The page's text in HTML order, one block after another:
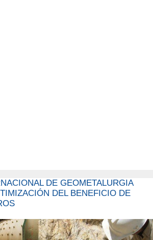
DE GEOMETALURGIA
DEL BENEFICIO DE